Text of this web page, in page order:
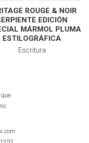
ROUGE & NOIR
EDICIÓN
MÁRMOL PLUMA
ESTILOGRÁFICA
Escritura